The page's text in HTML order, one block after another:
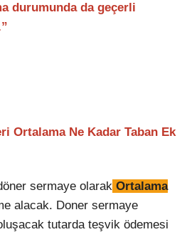
durumunda da geçerli
Ortalama Ne Kadar Taban Ek
sermaye olarak Ortalama
alacak. Doner sermaye
tutarda teşvik ödemesi